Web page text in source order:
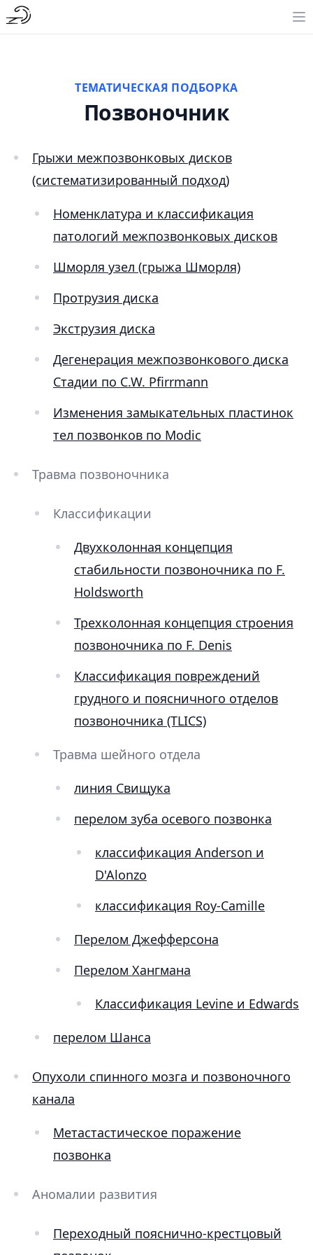
ТЕМАТИЧЕСКАЯ ПОДБОРКА
Позвоночник
Грыжи межпозвонковых дисков
(систематизированный подход)
Номенклатура и классификация
патологий межпозвонковых дисков
Шморля узел (грыжа Шморля)
Протрузия диска
Экструзия диска
Дегенерация межпозвонкового диска
Стадии по C.W. Pfirrmann
Изменения замыкательных пластинок
тел позвонков по Modic
Травма позвоночника
Классификации
Двухколонная концепция
стабильности позвоночника по F.
Holdsworth
Трехколонная концепция строения
позвоночника по F. Denis
Классификация повреждений
грудного и поясничного отделов
позвоночника (TLICS)
Травма шейного отдела
линия Свищука
перелом зуба осевого позвонка
классификация Anderson и
D'Alonzo
классификация Roy-Camille
Перелом Джефферсона
Перелом Хангмана
Классификация Levine и Edwards
перелом Шанса
Опухоли спинного мозга и позвоночного
канала
Метастастическое поражение
позвонка
Аномалии развития
Переходный пояснично-крестцовый